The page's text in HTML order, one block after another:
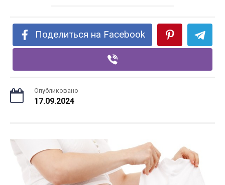
Поделиться на Facebook
Опубликовано
17.09.2024